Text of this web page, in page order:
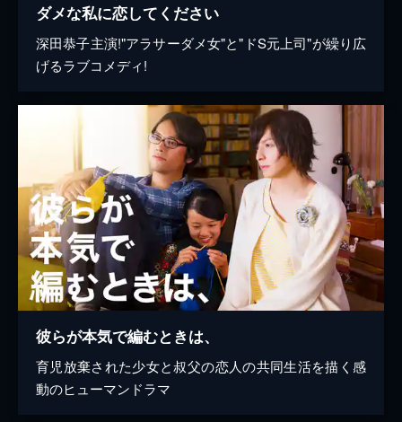
ダメな私に恋してください
深田恭子主演!"アラサーダメ女"と"ドS元上司"が繰り広
げるラブコメディ!
彼らが本気で編むときは、
育児放棄された少女と叔父の恋人の共同生活を描く感
動のヒューマンドラマ